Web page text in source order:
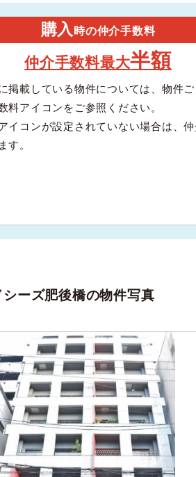
購入 時の仲介手数料
仲介手数料最大半額
掲載している物件については、物件
料アイコンをご参照ください。
イコンが設定されていない場合は、
す。
シーズ肥後橋の物件写真